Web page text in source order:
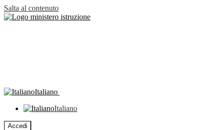
Salta al contenuto
Italiano
Italiano
Accedi